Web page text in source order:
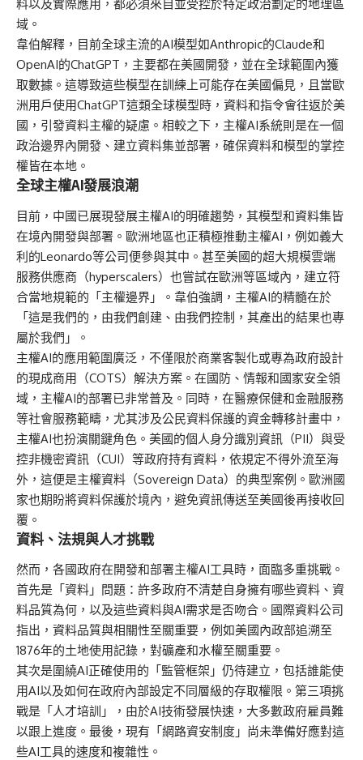
料以及實際應用，都必須來自並受控於特定政治劃定的地理區
域。
韋伯解釋，目前全球主流的AI模型如Anthropic的Claude和
OpenAI的ChatGPT，主要都在美國開發，並在全球範圍內獲
取數據。這導致這些模型在訓練上可能存在美國偏見，且當歐
洲用戶使用ChatGPT這類全球模型時，資料和指令會往返於美
國，引發資料主權的疑慮。相較之下，主權AI系統則是在一個
政治邊界內開發、建立資料集並部署，確保資料和模型的掌控
權皆在本地。
全球主權AI發展浪潮
目前，中國已展現發展主權AI的明確趨勢，其模型和資料集皆
在境內開發與部署。歐洲地區也正積極推動主權AI，例如義大
利的Leonardo等公司便參與其中。甚至美國的超大規模雲端
服務供應商（hyperscalers）也嘗試在歐洲等區域內，建立符
合當地規範的「主權邊界」。韋伯強調，主權AI的精髓在於
「這是我們的，由我們創建、由我們控制，其產出的結果也專
屬於我們」。
主權AI的應用範圍廣泛，不僅限於商業客製化或專為政府設計
的現成商用（COTS）解決方案。在國防、情報和國家安全領
域，主權AI的部署已非常普及。同時，在醫療保健和金融服務
等社會服務範疇，尤其涉及公民資料保護的資金轉移計畫中，
主權AI也扮演關鍵角色。美國的個人身分識別資訊（PII）與受
控非機密資訊（CUI）等政府持有資料，依規定不得外流至海
外，這便是主權資料（Sovereign Data）的典型案例。歐洲國
家也期盼將資料保護於境內，避免資訊傳送至美國後再接收回
覆。
資料、法規與人才挑戰
然而，各國政府在開發和部署主權AI工具時，面臨多重挑戰。
首先是「資料」問題：許多政府不清楚自身擁有哪些資料、資
料品質為何，以及這些資料與AI需求是否吻合。國際資料公司
指出，資料品質與相關性至關重要，例如美國內政部追溯至
1876年的土地使用記錄，對礦產和水權至關重要。
其次是圍繞AI正確使用的「監管框架」仍待建立，包括誰能使
用AI以及如何在政府內部設定不同層級的存取權限。第三項挑
戰是「人才培訓」，由於AI技術發展快速，大多數政府雇員難
以跟上進度。最後，現有「網路資安制度」尚未準備好應對這
些AI工具的速度和複雜性。